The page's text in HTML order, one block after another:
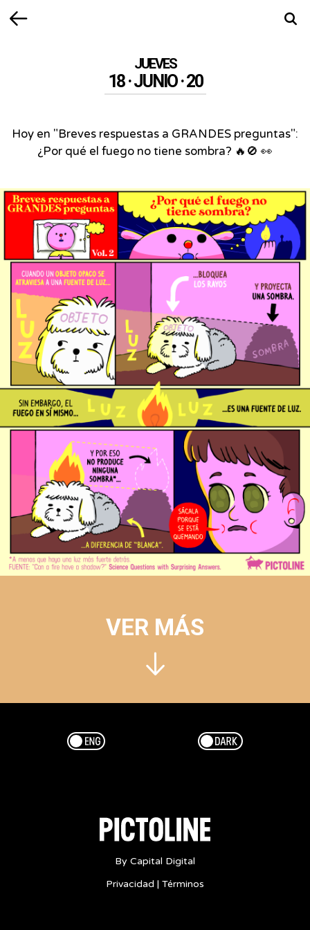
JUEVES
18 · JUNIO · 20
Hoy en "Breves respuestas a GRANDES preguntas":
¿Por qué el fuego no tiene sombra? 🔥🚫 👀
VER MÁS
Esp/Eng Dark/Light
By Capital Digital
Privacidad | Términos